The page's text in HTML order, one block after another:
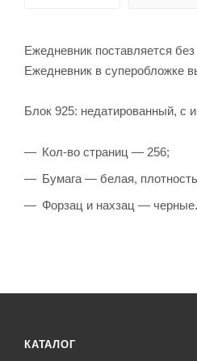
Ежедневник поставляется без
Ежедневник в суперобложке
Блок 925: недатированный, с
Кол-во страниц — 256;
Бумага — белая, плотность
Форзац и нахзац — черные.
КАТАЛОГ